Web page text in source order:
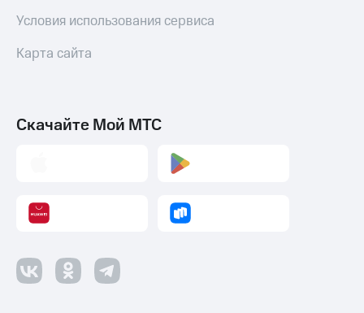
Условия использования сервиса
Карта сайта
Скачайте Мой МТС